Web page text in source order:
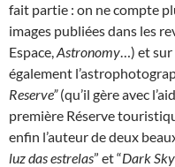
fait partie : on ne compte
images publiées dans les
Espace,Astronomy…) et sur
également
Reserve”(qu’il gère avec
première Réserve
enfin l’auteur de deux
luz das estrelas” et “Dark